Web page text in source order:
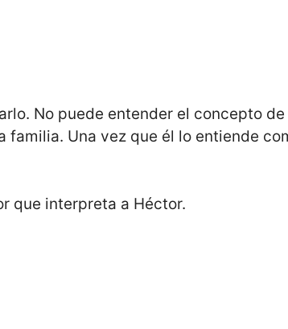
No puede entender el concepto de
Una vez que él lo entiende
que interpreta a Héctor.